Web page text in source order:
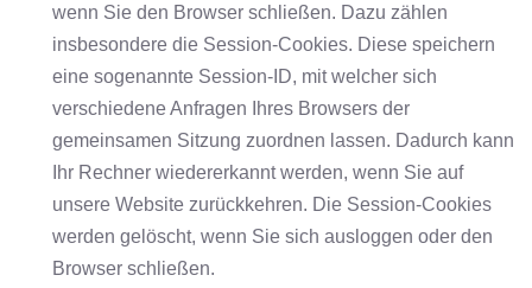
wenn Sie den Browser schließen. Dazu zählen
insbesondere die Session-Cookies. Diese speichern
eine sogenannte Session-ID, mit welcher sich
verschiedene Anfragen Ihres Browsers der
gemeinsamen Sitzung zuordnen lassen. Dadurch kann
Ihr Rechner wiedererkannt werden, wenn Sie auf
unsere Website zurückkehren. Die Session-Cookies
werden gelöscht, wenn Sie sich ausloggen oder den
Browser schließen.